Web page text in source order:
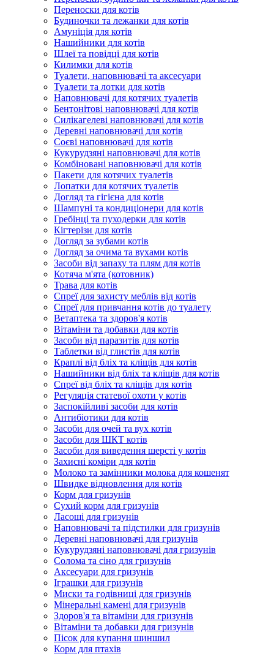
Переноски для котів
Будиночки та лежанки для котів
Амуніція для котів
Нашийники для котів
Шлеї та повідці для котів
Килимки для котів
Туалети, наповнювачі та аксесуари
Туалети та лотки для котів
Наповнювачі для котячих туалетів
Бентонітові наповнювачі для котів
Силікагелеві наповнювачі для котів
Деревні наповнювачі для котів
Соєві наповнювачі для котів
Кукурудзяні наповнювачі для котів
Комбіновані наповнювачі для котів
Пакети для котячих туалетів
Лопатки для котячих туалетів
Догляд та гігієна для котів
Шампуні та кондиціонери для котів
Гребінці та пуходерки для котів
Кігтерізи для котів
Догляд за зубами котів
Догляд за очима та вухами котів
Засоби від запаху та плям для котів
Котяча м'ята (котовник)
Трава для котів
Спреї для захисту меблів від котів
Спреї для привчання котів до туалету
Ветаптека та здоров'я котів
Вітаміни та добавки для котів
Засоби від паразитів для котів
Таблетки від глистів для котів
Краплі від бліх та кліщів для котів
Нашийники від бліх та кліщів для котів
Спреї від бліх та кліщів для котів
Регуляція статевої охоти у котів
Заспокійливі засоби для котів
Антибіотики для котів
Засоби для очей та вух котів
Засоби для ШКТ котів
Засоби для виведення шерсті у котів
Захисні коміри для котів
Молоко та замінники молока для кошенят
Швидке відновлення для котів
Корм для гризунів
Сухий корм для гризунів
Ласощі для гризунів
Наповнювачі та підстилки для гризунів
Деревні наповнювачі для гризунів
Кукурудзяні наповнювачі для гризунів
Солома та сіно для гризунів
Аксесуари для гризунів
Іграшки для гризунів
Миски та годівниці для гризунів
Мінеральні камені для гризунів
Здоров'я та вітаміни для гризунів
Вітаміни та добавки для гризунів
Пісок для купання шиншил
Корм для птахів